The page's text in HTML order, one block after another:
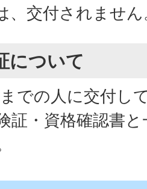
、交付されません
について
での人に交付し
証・資格確認書